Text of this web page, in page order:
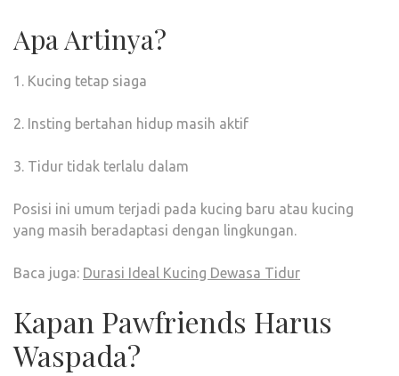
Apa Artinya?
1. Kucing tetap siaga
2. Insting bertahan hidup masih aktif
3. Tidur tidak terlalu dalam
Posisi ini umum terjadi pada kucing baru atau kucing
yang masih beradaptasi dengan lingkungan.
Baca juga: Durasi Ideal Kucing Dewasa Tidur
Kapan Pawfriends Harus
Waspada?